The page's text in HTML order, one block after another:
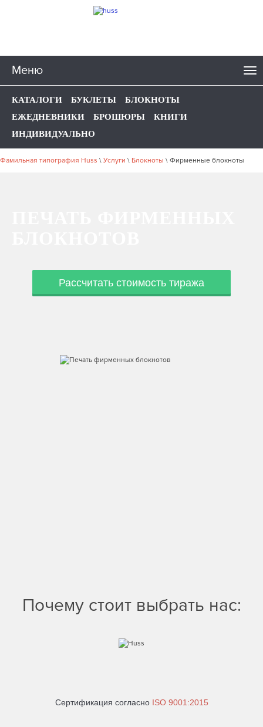
Меню
КАТАЛОГИ БУКЛЕТЫ
БЛОКНОТЫ
ЕЖЕДНЕВНИКИ
БРОШЮРЫ
КНИГИ
ИНДИВИДУАЛЬНО
Фамильная типография Huss \ Услуги \ Блокноты \ Фирменные блокноты
Рассчитать стоимость тиража
Почему стоит выбрать нас:
Сертификация согласноISO 9001:2015